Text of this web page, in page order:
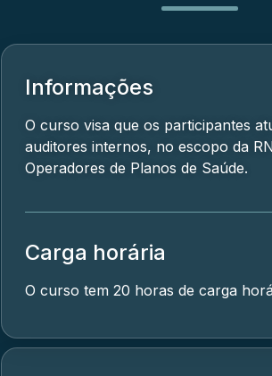
Informações
O curso visa que os participantes
auditores internos, no escopo da
Operadores de Planos de Saúde.
Carga horária
O curso tem 20 horas de carga